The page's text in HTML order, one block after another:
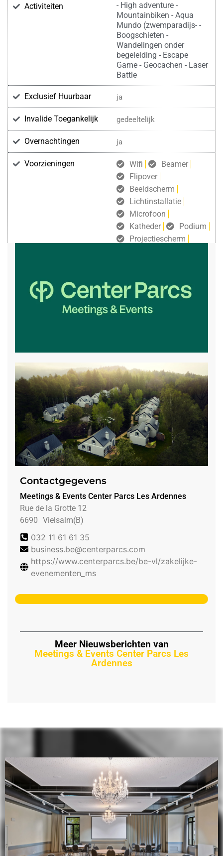
Activiteiten
- High adventure -
Mountainbiken - Aqua
Mundo (zwemparadijs- -
Boogschieten -
Wandelingen onder
begeleiding - Escape
Game - Geocachen - Laser
Battle
Exclusief Huurbaar ja
Invalide Toegankelijk gedeeltelijk
Overnachtingen ja
Voorzieningen Wifi
Beamer
Flipover
Beeldscherm
Lichtinstallatie
Microfoon
Katheder
Podium
Projectiescherm
Contactgegevens
Meetings & Events Center Parcs Les Ardennes
Rue de la Grotte 12
6690 Vielsalm(B)
032 11 61 61 35
business.be@centerparcs.com
https://www.centerparcs.be/be-vl/zakelijke-
evenementen_ms
Meer Nieuwsberichten van
Meetings & Events Center Parcs Les
Ardennes